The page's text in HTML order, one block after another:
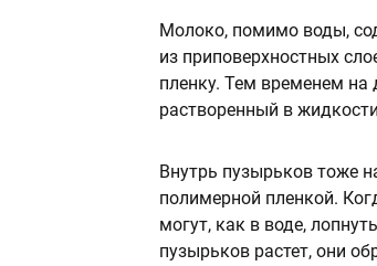
Молоко, помимо воды,
из приповерхностных
пленку. Тем временем
растворенный в
Внутрь пузырьков тоже
полимерной пленкой.
могут, как в воде,
пузырьков растет, они